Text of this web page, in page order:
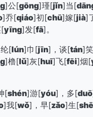
]公[gōng]瑾[jǐn]当[
]乔[qiáo]初[chū]嫁[jià]
yīng]发[fā]。
[lún]巾[jīn]，谈[tán]
]橹[lǔ]灰[huī]飞[fēi]烟[
[shén]游[yóu]，多[duō
]我[wǒ]，早[zǎo]生[